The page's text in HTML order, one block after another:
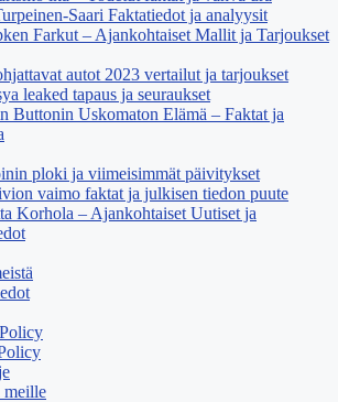
Saari Faktatiedot ja analyysit
Farkut – Ajankohtaiset Mallit ja Tarjoukset
autot 2023 vertailut ja tarjoukset
leaked tapaus ja seuraukset
Buttonin Uskomaton Elämä – Faktat ja
ploki ja viimeisimmät päivitykset
vaimo faktat ja julkisen tiedon puute
Korhola – Ajankohtaiset Uutiset ja
meille